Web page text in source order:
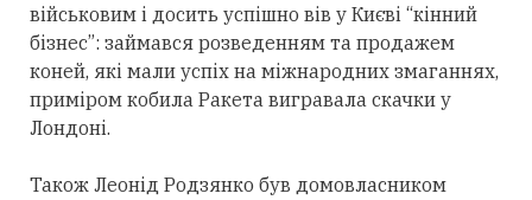
військовим і досить успішно вів у Києві “кінний
бізнес”: займався розведенням та продажем
коней, які мали успіх на міжнародних змаганнях,
приміром кобила Ракета вигравала скачки у
Лондоні.
Також Леонід Родзянко був домовласником